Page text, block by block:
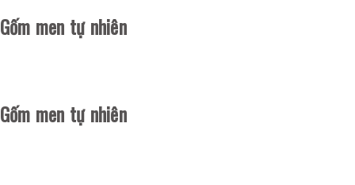
Gốm men tự nhiên
Gốm men tự nhiên